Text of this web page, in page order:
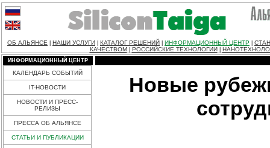
ОБ АЛЬЯНСЕ НАШИ УСЛУГИ КАТАЛОГ РЕШЕНИЙ ИНФОРМАЦИОННЫЙ ЦЕНТР
КАЧЕСТВОМ
РОССИЙСКИЕ ТЕХНОЛОГИИ
ИНФОРМАЦИОННЫЙ ЦЕНТР
КАЛЕНДАРЬ СОБЫТИЙ
IT-НОВОСТИ
НОВОСТИ И ПРЕСС-
РЕЛИЗЫ
ПРЕССА ОБ АЛЬЯНСЕ
СТАТЬИ И ПУБЛИКАЦИИ
Новые